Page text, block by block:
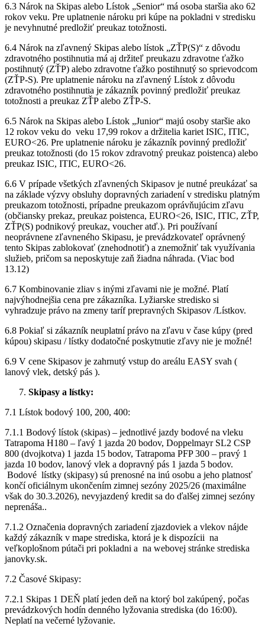
6.3 Nárok na Skipas alebo Lístok „Senior“ má osoba staršia ako 62
rokov veku. Pre uplatnenie nároku pri kúpe na pokladni v stredisku
je nevyhnutné predložiť preukaz totožnosti.
6.4 Nárok na zľavnený Skipas alebo lístok „ZŤP(S)“ z dôvodu
zdravotného postihnutia má aj držiteľ preukazu zdravotne ťažko
postihnutý (ZŤP) alebo zdravotne ťažko postihnutý so sprievodcom
(ZŤP-S). Pre uplatnenie nároku na zľavnený Lístok z dôvodu
zdravotného postihnutia je zákazník povinný predložiť preukaz
totožnosti a preukaz ZŤP alebo ZŤP-S.
6.5 Nárok na Skipas alebo Lístok „Junior“ majú osoby staršie ako
12 rokov veku do veku 17,99 rokov a držitelia kariet ISIC, ITIC,
EURO<26. Pre uplatnenie nároku je zákazník povinný predložiť
preukaz totožnosti (do 15 rokov zdravotný preukaz poistenca) alebo
preukaz ISIC, ITIC, EURO<26.
6.6 V prípade všetkých zľavnených Skipasov je nutné preukázať sa
na základe výzvy obsluhy dopravných zariadení v stredisku platným
preukazom totožnosti, prípadne preukazom oprávňujúcim zľavu
(občiansky prekaz, preukaz poistenca, EURO<26, ISIC, ITIC, ZŤP,
ZŤP(S) podnikový preukaz, voucher atď.). Pri používaní
neoprávnene zľavneného Skipasu, je prevádzkovateľ oprávnený
tento Skipas zablokovať (znehodnotiť) a znemožniť tak využívania
služieb, pričom sa neposkytuje zaň žiadna náhrada. (Viac bod
13.12)
6.7 Kombinovanie zliav s inými zľavami nie je možné. Platí
najvýhodnejšia cena pre zákazníka. Lyžiarske stredisko si
vyhradzuje právo na zmeny taríf prepravných Skipasov /Lístkov.
6.8 Pokiaľ si zákazník neuplatní právo na zľavu v čase kúpy (pred
kúpou) skipasu / lístky dodatočné poskytnutie zľavy nie je možné!
6.9 V cene Skipasov je zahrnutý vstup do areálu EASY svah (
lanový vlek, detský pás ).
Skipasy a lístky:
7.1 Lístok bodový 100, 200, 400:
7.1.1 Bodový lístok (skipas) – jednotlivé jazdy bodové na vleku
Tatrapoma H180 – ľavý 1 jazda 20 bodov, Doppelmayr SL2 CSP
800 (dvojkotva) 1 jazda 15 bodov, Tatrapoma PFP 300 – pravý 1
jazda 10 bodov, lanový vlek a dopravný pás 1 jazda 5 bodov.
Bodové lístky (skipasy) sú prenosné na inú osobu a jeho platnosť
končí oficiálnym ukončením zimnej sezóny 2025/26 (maximálne
však do 30.3.2026), nevyjazdený kredit sa do ďalšej zimnej sezóny
neprenáša..
7.1.2 Označenia dopravných zariadení zjazdoviek a vlekov nájde
každý zákazník v mape strediska, ktorá je k dispozícii na
veľkoplošnom pútači pri pokladni a na webovej stránke strediska
janovky.sk.
7.2 Časové Skipasy:
7.2.1 Skipas 1 DEŇ platí jeden deň na ktorý bol zakúpený, počas
prevádzkových hodín denného lyžovania strediska (do 16:00).
Neplatí na večerné lyžovanie.